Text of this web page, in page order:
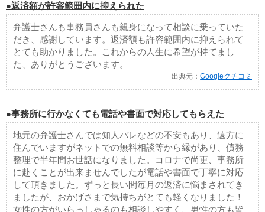
●返済額が許容範囲内に抑えられた
弁護士さんも事務員さんも親身になって相談に乗っていた
だき、感謝しています。返済額も許容範囲内に抑えられて
とても助かりました。これからの人生に希望が持てまし
た、ありがとうございます。
出典元：Googleクチコミ
●事務所に行かなくても電話や書面で対応してもらえた
地元の弁護士さんでは知人バレなどの不安もあり、遠方に
住んでいますがネットでの無料相談等から縁があり、債務
整理で半年間お世話になりました。コロナで尚更、事務所
に赴くことが出来ませんでしたが電話や書面で丁寧に対応
して頂きました。ずっと長い間毎月の返済に悩まされてき
ましたが、おかげさまで気持ちがとても軽くなりました！
女性の方がいらっしゃるのも相談しやすく、男性の方も皆